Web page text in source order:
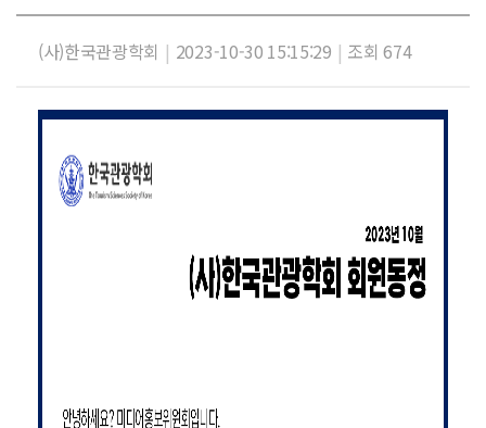
(사)한국관광학회 | 2023-10-30 15:15:29 | 조회 674